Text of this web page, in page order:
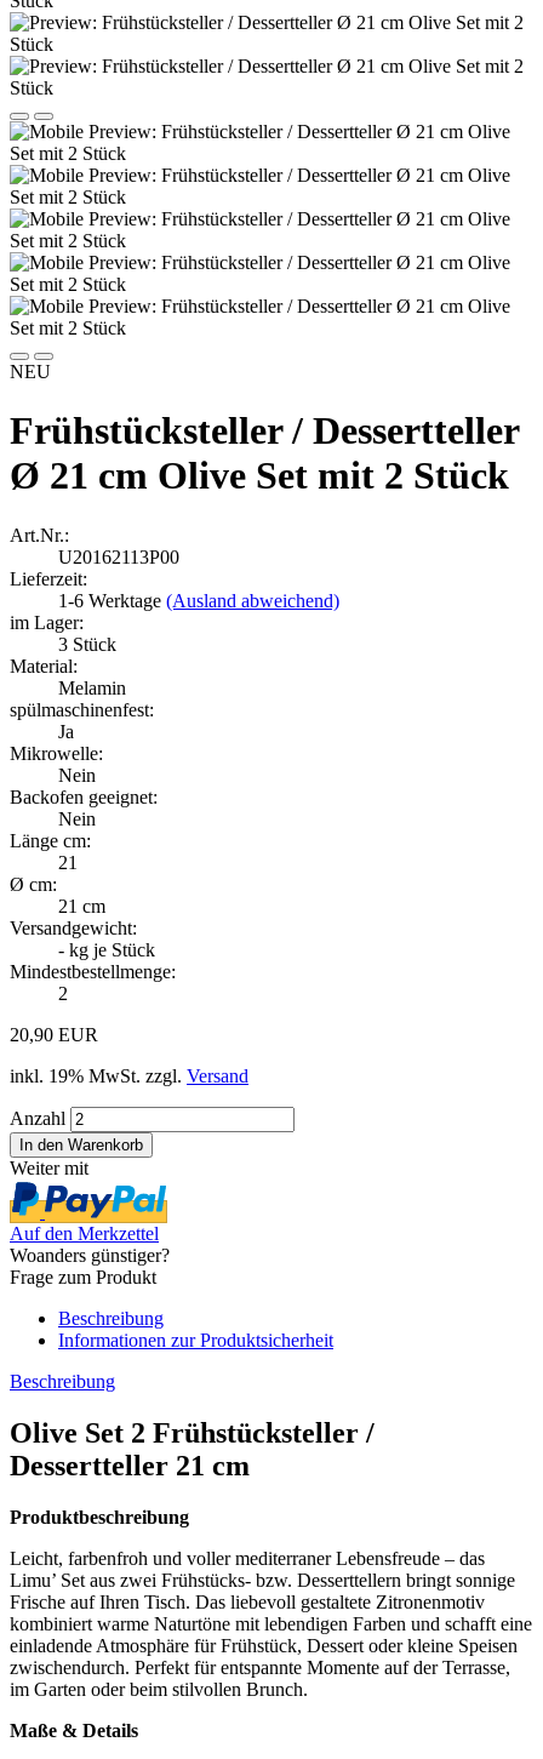
NEU
Frühstücksteller / Dessertteller
Ø 21 cm Olive Set mit 2 Stück
Art.Nr.:
U20162113P00
Lieferzeit:
1-6 Werktage (Ausland abweichend)
im Lager:
3 Stück
Material:
Melamin
spülmaschinenfest:
Ja
Mikrowelle:
Nein
Backofen geeignet:
Nein
Länge cm:
21
Ø cm:
21 cm
Versandgewicht:
- kg je Stück
Mindestbestellmenge:
2
20,90 EUR
inkl. 19% MwSt. zzgl. Versand
Anzahl
Weiter mit
Auf den Merkzettel
Woanders günstiger?
Frage zum Produkt
Beschreibung
Informationen zur Produktsicherheit
Beschreibung
Olive Set 2 Frühstücksteller /
Dessertteller 21 cm
Produktbeschreibung
Leicht, farbenfroh und voller mediterraner Lebensfreude – das
Limu’ Set aus zwei Frühstücks- bzw. Desserttellern bringt sonnige
Frische auf Ihren Tisch. Das liebevoll gestaltete Zitronenmotiv
kombiniert warme Naturtöne mit lebendigen Farben und schafft eine
einladende Atmosphäre für Frühstück, Dessert oder kleine Speisen
zwischendurch. Perfekt für entspannte Momente auf der Terrasse,
im Garten oder beim stilvollen Brunch.
Maße & Details